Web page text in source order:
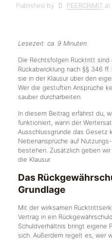
Published by PEERCRIMIT at
Lesezeit: ca. 9 Minuten
Die Rechtsfolgen Rücktritt
Rückabwicklung nach §§ 346
sie in der Klausur über den
Wer die gestuften Ansprüche
sauber durcharbeiten.
In diesem Beitrag erfährst du,
funktioniert, wann der
Ausschlussgründe das Gesetz
Nebenansprüche auf
bestehen. Zusätzlich geben
die Klausur.
Das
Grundlage
Mit der wirksamen
Vertrag in ein
Schuldverhältnis bringt eigene
sich. Außerdem regelt es, wer